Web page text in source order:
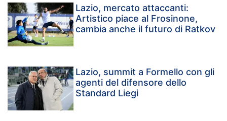
Lazio, mercato attaccanti:
Artistico piace al Frosinone,
cambia anche il futuro di Ratkov
Lazio, summit a Formello con gli
agenti del difensore dello
Standard Liegi